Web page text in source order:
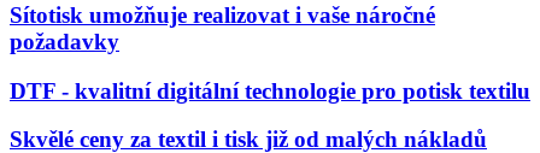
Sítotisk umožňuje realizovat i vaše náročné
požadavky
DTF - kvalitnídigitální technologie pro potisk textilu
Skvělé ceny za textil i tisk již od malých nákladů